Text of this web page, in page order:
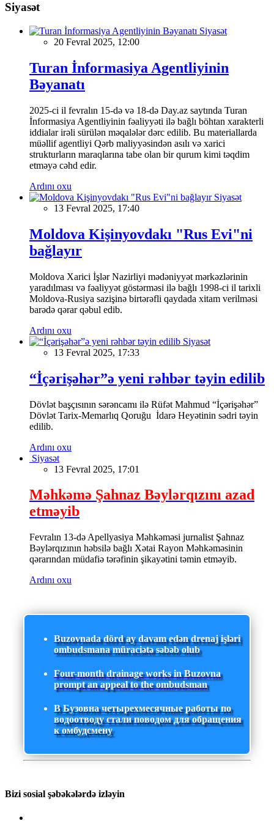
Siyasət
Siyasət
20 Fevral 2025, 12:00
Turan İnformasiya Agentliyinin
Bəyanatı
2025-ci il fevralın 15-də və 18-də Day.az saytında Turan
İnformasiya Agentliyinin fəaliyyəti ilə bağlı böhtan xarakterli
iddialar irəli sürülən məqalələr dərc edilib. Bu materiallarda
müəllif agentliyi Qərb maliyyəsindən asılı və xarici
strukturların maraqlarına tabe olan bir qurum kimi təqdim
etməyə cəhd edir.
Ardını oxu
Siyasət
13 Fevral 2025, 17:40
Moldova Kişinyovdakı "Rus Evi"ni
bağlayır
Moldova Xarici İşlər Nazirliyi mədəniyyət mərkəzlərinin
yaradılması və fəaliyyət göstərməsi ilə bağlı 1998-ci il tarixli
Moldova-Rusiya sazişinə birtərəfli qaydada xitam verilməsi
barədə qərar qəbul edib.
Ardını oxu
Siyasət
13 Fevral 2025, 17:33
“İçərişəhər”ə yeni rəhbər təyin edilib
Dövlət başçısının sərəncamı ilə Rüfət Mahmud “İçərişəhər”
Dövlət Tarix-Memarlıq Qoruğu İdarə Heyətinin sədri təyin
edilib.
Ardını oxu
Siyasət
13 Fevral 2025, 17:01
Məhkəmə Şahnaz Bəylərqızını azad
etməyib
Fevralın 13-də Apellyasiya Məhkəməsi jurnalist Şahnaz
Bəylərqızının həbsilə bağlı Xətai Rayon Məhkəməsinin
qərarından müdafiə tərəfinin şikayətini təmin etməyib.
Ardını oxu
Buzovnada dörd ay davam edən drenaj işləri
ombudsmana müraciətə səbəb olub
Four-month drainage works in Buzovna
prompt an appeal to the ombudsman
В Бузовна четырехмесячные работы по
водоотводу стали поводом для обращения
к омбудсмену
Bizi sosial şəbəkələrdə izləyin